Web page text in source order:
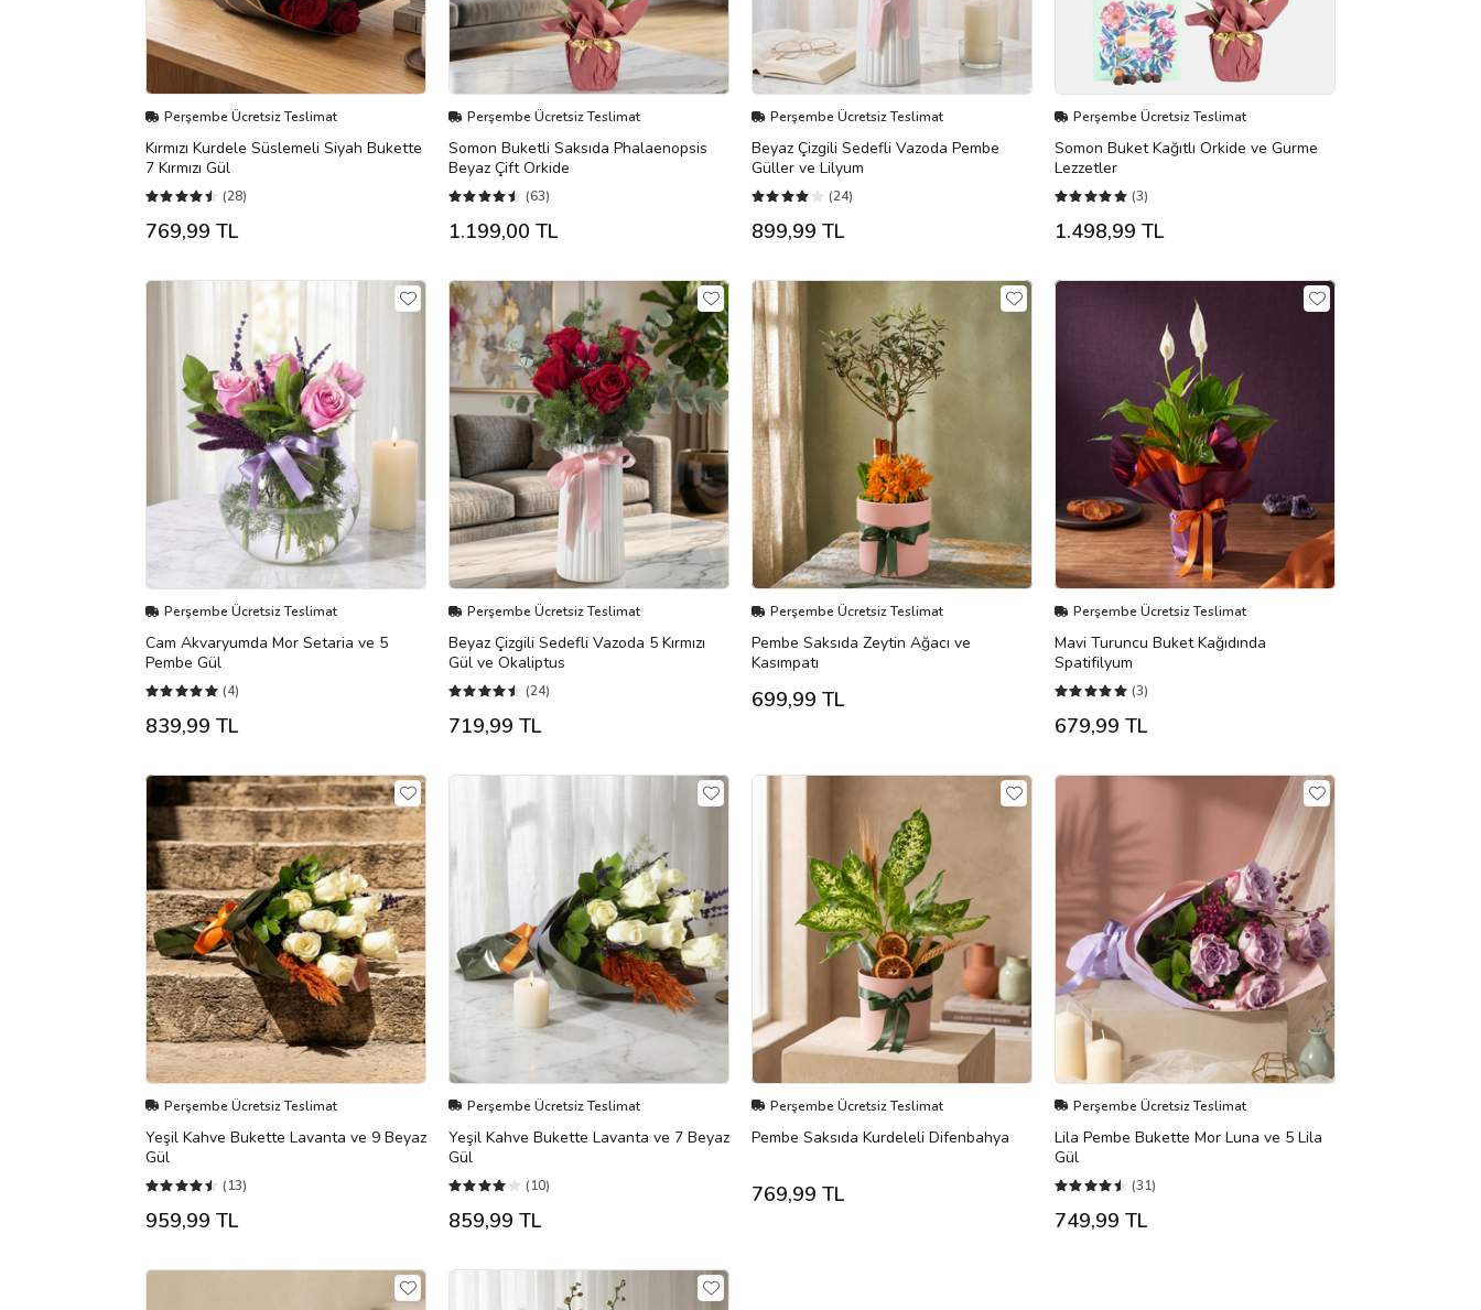
Perşembe Ücretsiz Teslimat
Kırmızı Kurdele Süslemeli Siyah Bukette
7 Kırmızı Gül
(28)
769,99 TL
Perşembe Ücretsiz Teslimat
Somon Buketli Saksıda Phalaenopsis
Beyaz Çift Orkide
(63)
1.199,00 TL
Perşembe Ücretsiz Teslimat
Beyaz Çizgili Sedefli Vazoda Pembe
Güller ve Lilyum
(24)
899,99 TL
Perşembe Ücretsiz Teslimat
Somon Buket Kağıtlı Orkide ve Gurme
Lezzetler
(3)
1.498,99 TL
Perşembe Ücretsiz Teslimat
Cam Akvaryumda Mor Setaria ve 5
Pembe Gül
(4)
839,99 TL
Perşembe Ücretsiz Teslimat
Beyaz Çizgili Sedefli Vazoda 5 Kırmızı
Gül ve Okaliptus
(24)
719,99 TL
Perşembe Ücretsiz Teslimat
Pembe Saksıda Zeytin Ağacı ve
Kasımpatı
699,99 TL
Perşembe Ücretsiz Teslimat
Mavi Turuncu Buket Kağıdında
Spatifilyum
(3)
679,99 TL
Perşembe Ücretsiz Teslimat
Yeşil Kahve Bukette Lavanta ve 9 Beyaz
Gül
(13)
959,99 TL
Perşembe Ücretsiz Teslimat
Yeşil Kahve Bukette Lavanta ve 7 Beyaz
Gül
(10)
859,99 TL
Perşembe Ücretsiz Teslimat
Pembe Saksıda Kurdeleli Difenbahya
769,99 TL
Perşembe Ücretsiz Teslimat
Lila Pembe Bukette Mor Luna ve 5 Lila
Gül
(31)
749,99 TL